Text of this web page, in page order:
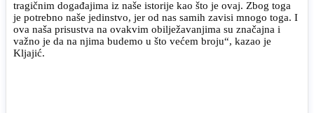
tragičnim događajima iz naše istorije kao što je ovaj. Zbog toga
je potrebno naše jedinstvo, jer od nas samih zavisi mnogo toga. I
ova naša prisustva na ovakvim obilježavanjima su značajna i
važno je da na njima budemo u što većem broju“, kazao je
Kljajić.